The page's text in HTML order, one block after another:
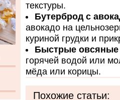
текстуры.
Бутерброд с
авокадо на
куриной грудки и
Быстрые овсяные
горячей водой или
мёда или корицы.
Похожие статьи: